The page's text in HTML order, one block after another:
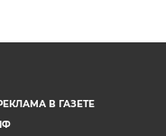
и участие в
получает не
на полке.